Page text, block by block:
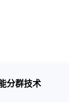
分群技术